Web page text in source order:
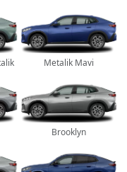
Metalik Mavi
Brooklyn